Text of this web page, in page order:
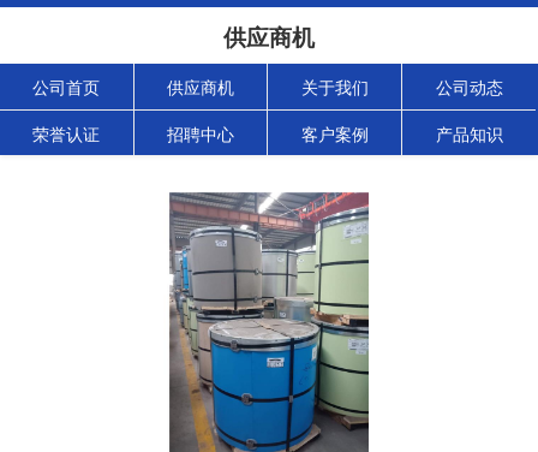
供应商机
公司首页 供应商机 关于我们 公司动态
荣誉认证 招聘中心 客户案例 产品知识